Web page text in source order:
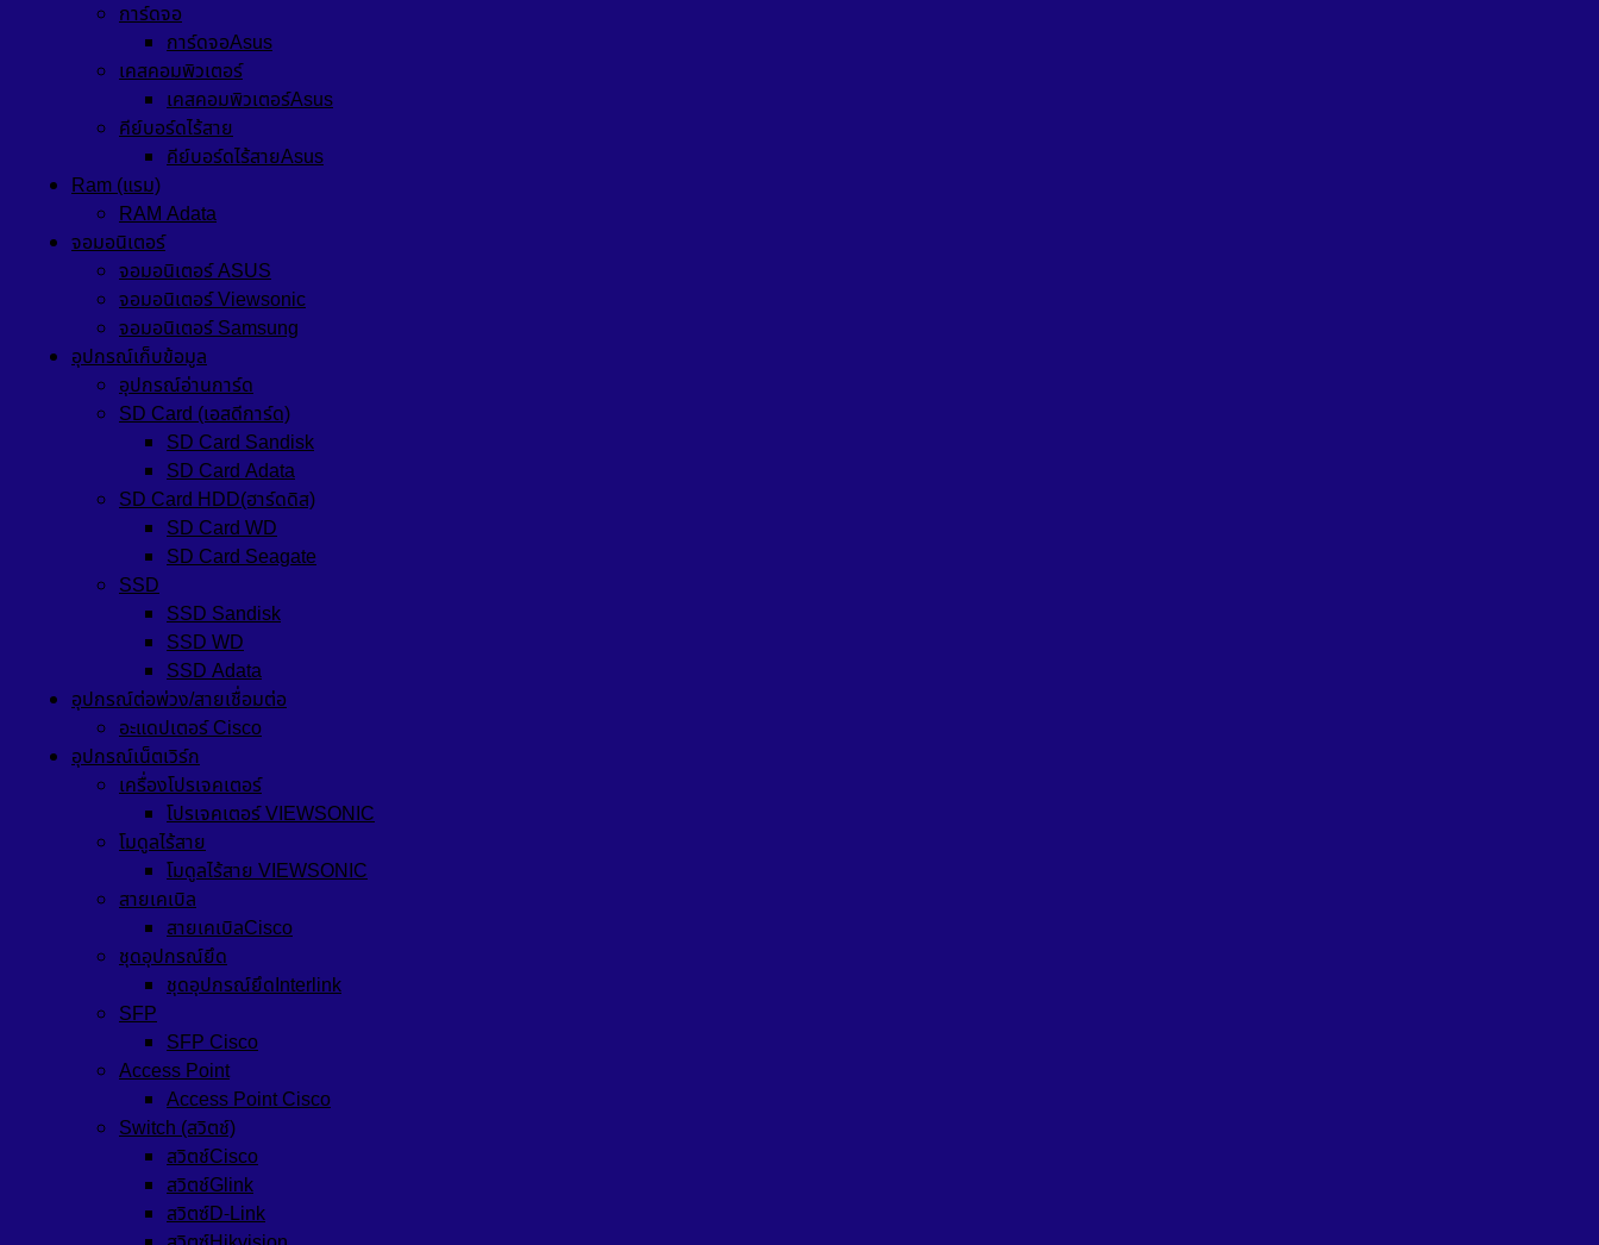
การ์ดจอ
การ์ดจอAsus
เคสคอมพิวเตอร์
เคสคอมพิวเตอร์Asus
คีย์บอร์ดไร้สาย
คีย์บอร์ดไร้สายAsus
Ram (แรม)
RAM Adata
จอมอนิเตอร์
จอมอนิเตอร์ ASUS
จอมอนิเตอร์ Viewsonic
จอมอนิเตอร์ Samsung
อุปกรณ์เก็บข้อมูล
อุปกรณ์อ่านการ์ด
SD Card (เอสดีการ์ด)
SD Card Sandisk
SD Card Adata
SD Card HDD(ฮาร์ดดิส)
SD Card WD
SD Card Seagate
SSD
SSD Sandisk
SSD WD
SSD Adata
อุปกรณ์ต่อพ่วง/สายเชื่อมต่อ
อะแดปเตอร์ Cisco
อุปกรณ์เน็ตเวิร์ก
เครื่องโปรเจคเตอร์
โปรเจคเตอร์ VIEWSONIC
โมดูลไร้สาย
โมดูลไร้สาย VIEWSONIC
สายเคเบิล
สายเคเบิลCisco
ชุดอุปกรณ์ยึด
ชุดอุปกรณ์ยึดInterlink
SFP
SFP Cisco
Access Point
Access Point Cisco
Switch (สวิตช์)
สวิตช์Cisco
สวิตช์Glink
สวิตซ์D-Link